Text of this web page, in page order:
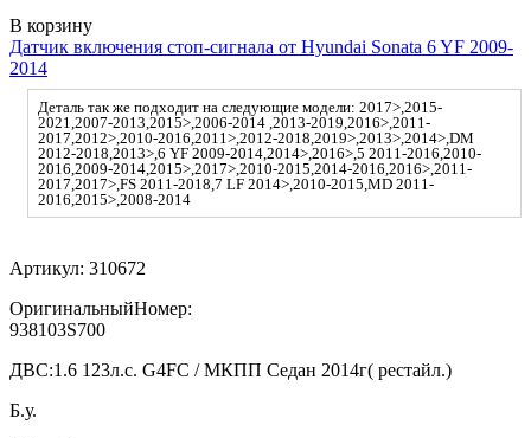
В корзину
Датчик включения стоп-сигнала от Hyundai Sonata 6 YF 2009-
2014
Деталь так же подходит на следующие модели: 2017>,2015-
2021,2007-2013,2015>,2006-2014 ,2013-2019,2016>,2011-
2017,2012>,2010-2016,2011>,2012-2018,2019>,2013>,2014>,DM
2012-2018,2013>,6 YF 2009-2014,2014>,2016>,5 2011-2016,2010-
2016,2009-2014,2015>,2017>,2010-2015,2014-2016,2016>,2011-
2017,2017>,FS 2011-2018,7 LF 2014>,2010-2015,MD 2011-
2016,2015>,2008-2014
Артикул: 310672
ОригинальныйНомер:
938103S700
ДВС:1.6 123л.с. G4FC / МКПП Седан 2014г( рестайл.)
Б.у.